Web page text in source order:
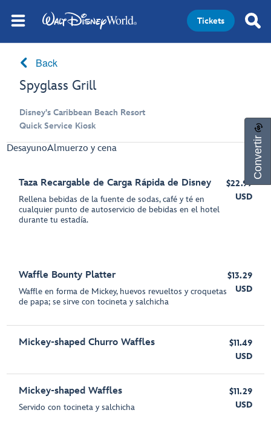
Tickets
Back
Spyglass Grill
Disney's Caribbean Beach Resort
Quick Service Kiosk
DesayunoAlmuerzo y cena
Taza Recargable de Carga Rápida de Disney
Rellena bebidas de la fuente de sodas, café y té en
cualquier punto de autoservicio de bebidas en el hotel
durante tu estadía.
$22.99
USD
Waffle Bounty Platter
Waffle en forma de Mickey, huevos revueltos y croquetas
de papa; se sirve con tocineta y salchicha
$13.29
USD
Mickey-shaped Churro Waffles
$11.49
USD
Mickey-shaped Waffles
Servido con tocineta y salchicha
$11.29
USD
Convertir